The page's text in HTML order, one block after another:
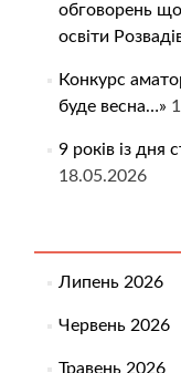
обговорень
освіти
Конкурс
буде весна…»
9 років із дня
18.05.2026
Липень 2026
Червень 2026
Травень 2026